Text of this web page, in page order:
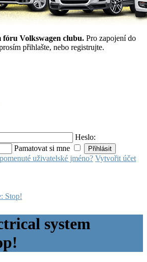
fóru Volkswagen clubu. Pro zapojení do
přihlašte, nebo registrujte.
Heslo:
Pamatovat si mne
uživatelské jméno? Vytvořit účet
Stop!
system